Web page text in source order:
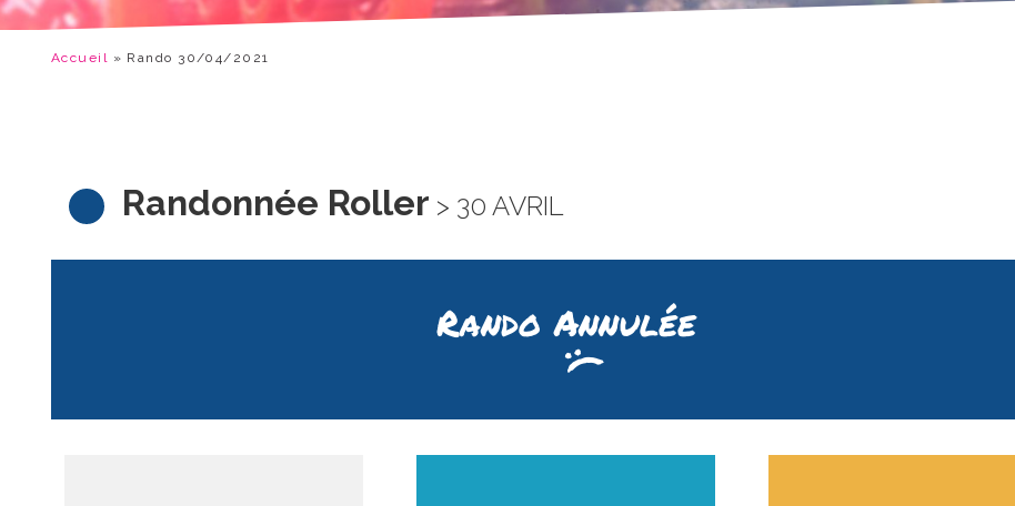
Accueil » Rando 30/04/2021
Randonnée Roller > 30 AVRIL
Rando Annulée